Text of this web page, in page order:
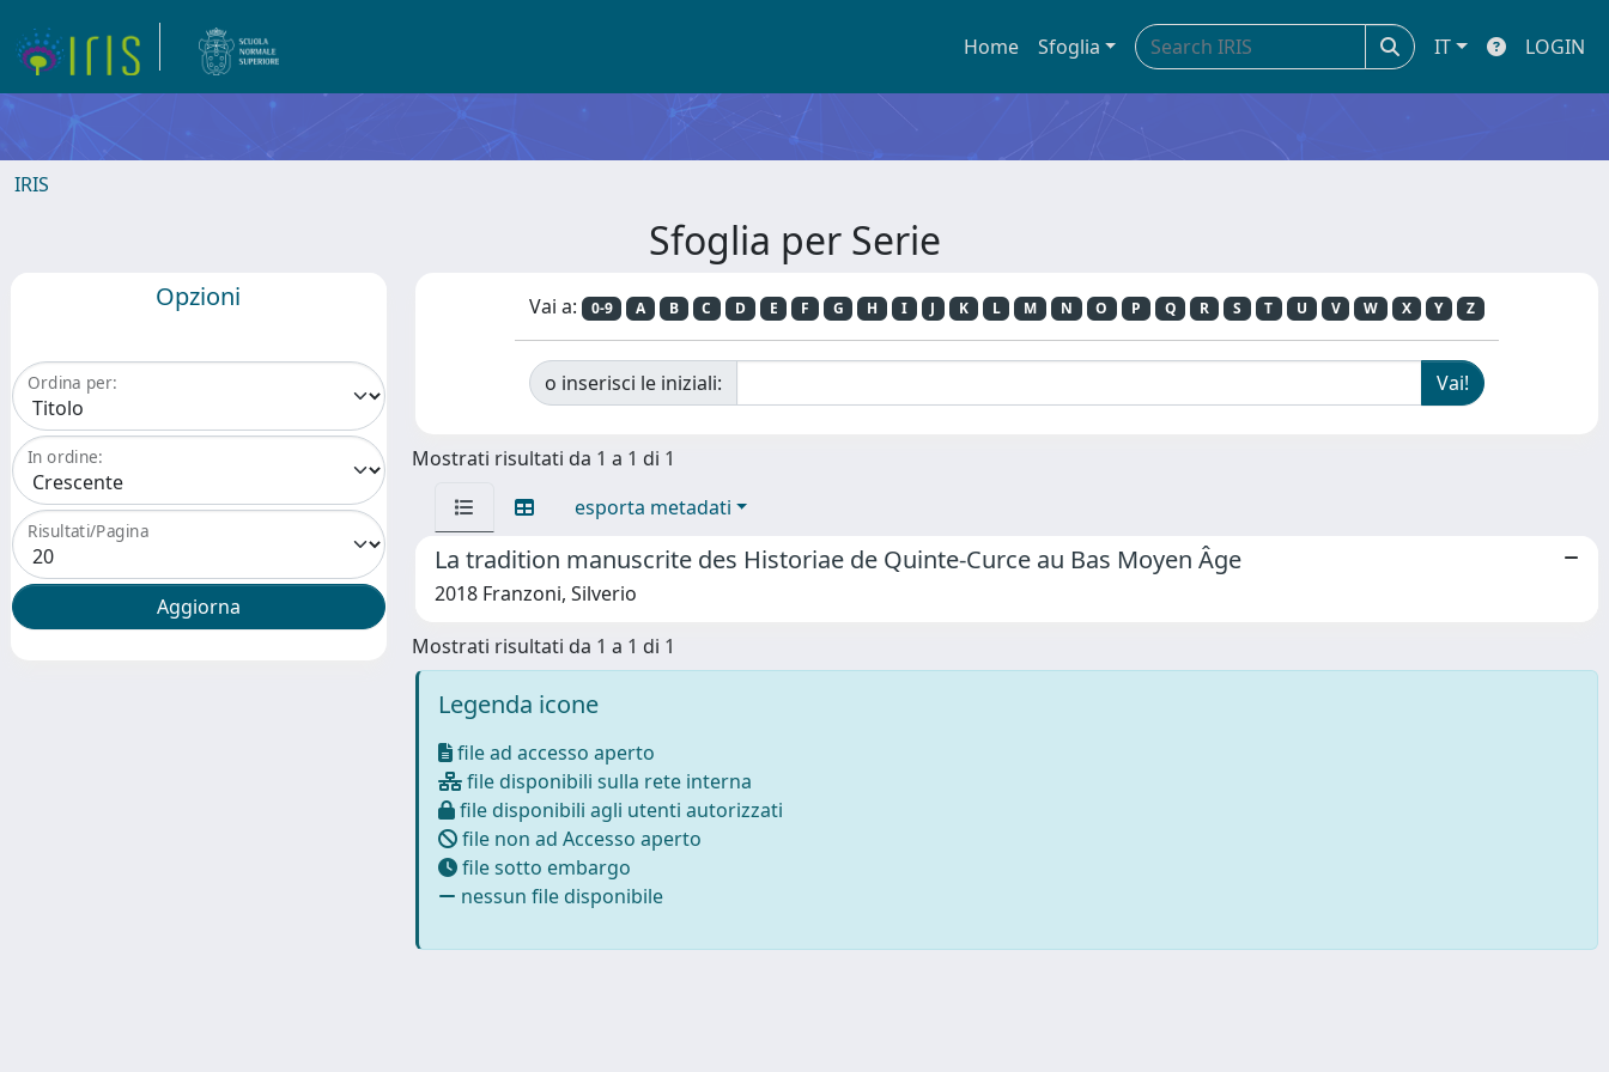
Home Sfoglia IT LOGIN
IRIS
Sfoglia per Serie
Opzioni
Ordina per:
In ordine:
Risultati/Pagina
Vai a: 0-9 A B C D E F G H I J K L M N O P Q R S T U V W X Y Z
o inserisci le iniziali:
Mostrati risultati da 1 a 1 di 1
esporta metadati
La tradition manuscrite des Historiae de Quinte-Curce au Bas Moyen Âge
2018 Franzoni, Silverio
Mostrati risultati da 1 a 1 di 1
Legenda icone
file ad accesso aperto
file disponibili sulla rete interna
file disponibili agli utenti autorizzati
file non ad Accesso aperto
file sotto embargo
nessun file disponibile